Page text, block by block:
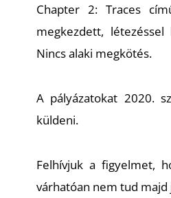
Chapter 2: Traces
megkezdett,
Nincs alaki megkötés.
A pályázatokat 2020.
küldeni.
Felhívjuk a figyelmet,
várhatóan nem tud majd